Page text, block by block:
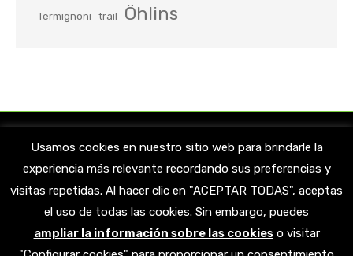
Termignoni trail Öhlins
Encuéntranos en:
Usamos cookies en nuestro sitio web para brindarle la
experiencia más relevante recordando sus preferencias y
visitas repetidas. Al hacer clic en "ACEPTAR TODAS", aceptas
el uso de todas las cookies. Sin embargo, puedes
ampliar la información sobre las cookieso visitar